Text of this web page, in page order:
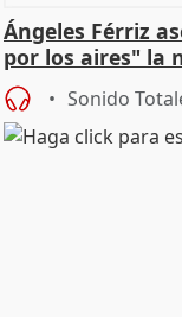
Ángeles Férriz
por los aires" la
SMA
Sonido